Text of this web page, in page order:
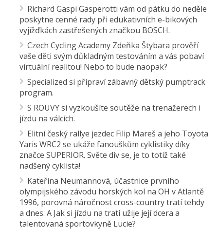
Richard Gaspi Gasperotti vám od pátku do neděle
poskytne cenné rady při edukativních e-bikových
vyjížďkách zastřešených značkou BOSCH.
Czech Cycling Academy Zdeňka Štybara prověří
vaše děti svým důkladným testováním a vás pobaví
virtuální realitou! Nebo to bude naopak?
Specialized si připraví zábavný dětský pumptrack
program.
S ROUVY si vyzkoušíte soutěže na trenažerech i
jízdu na válcích.
Elitní český rallye jezdec Filip Mareš a jeho Toyota
Yaris WRC2 se ukáže fanouškům cyklistiky díky
značce SUPERIOR. Světe div se, je to totiž také
nadšený cyklista!
Kateřina Neumannová, účastnice prvního
olympijského závodu horských kol na OH v Atlantě
1996, porovná náročnost cross-country tratí tehdy
a dnes. A Jak si jízdu na trati užije její dcera a
talentovaná sportovkyně Lucie?